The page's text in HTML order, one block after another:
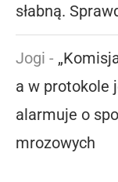
słabną.
Jogi -
a w protokole
alarmuje o
mrozowych